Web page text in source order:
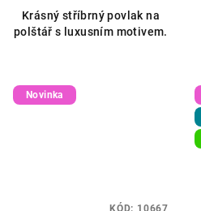
Krásný stříbrný povlak na
polštář s luxusním motivem.
Novinka